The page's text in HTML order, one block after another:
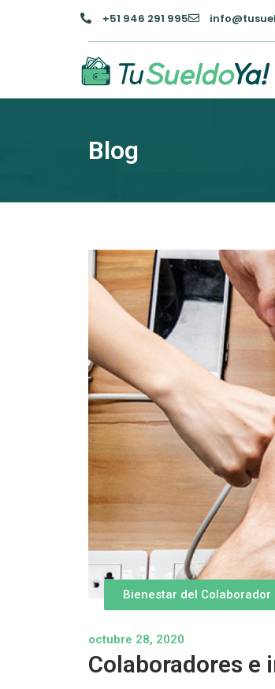
+51 946 291 995
Blog
Bienestar del Colaborador
octubre 28, 2020
Colaboradores e